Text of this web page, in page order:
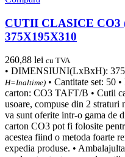
CUTII CLASICE CO3
375X195X310
260,88 lei cu TVA
• DIMENSIUNI(LxBxH):
H=Inaltime) • Cantitate set: 50
carton: CO3 TAFT/B • Cutii
usoare, compuse din 2 straturi
va sunt oferite intr-o gama de
carton CO3 pot fi folosite
acestea fiind o metoda foarte
expedia produse. •